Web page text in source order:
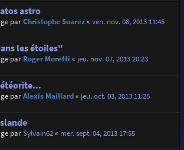
astro
parChristophe Suarez« ven. nov. 08, 2013 11:45
les étoiles"
par Roger Moretti « jeu. nov. 07, 2013 20:23
parAlexis Maillard« jeu. oct. 03, 2013 11:25
parSylvain62« mer. sept. 04, 2013 17:55